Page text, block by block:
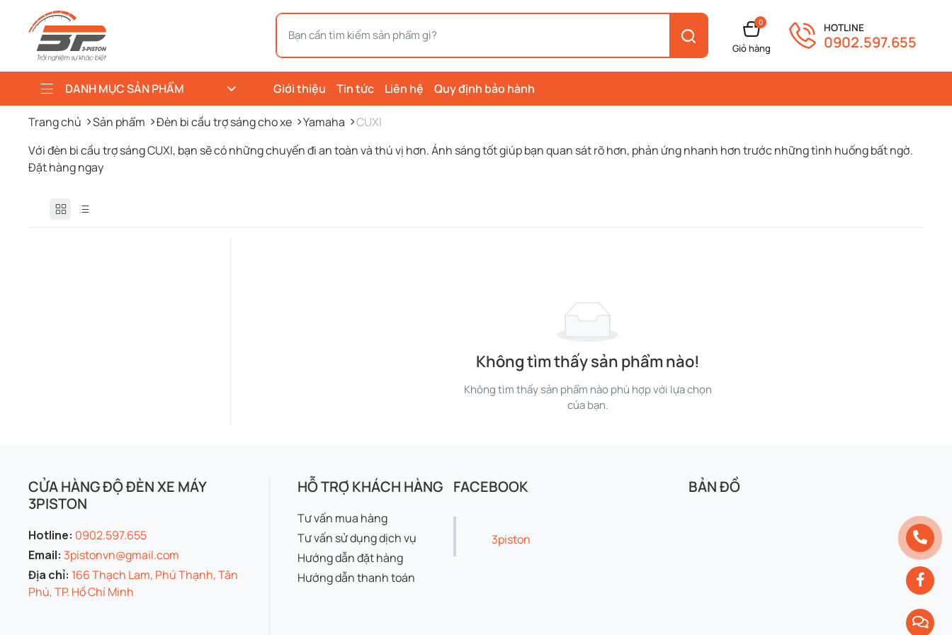
0
Giỏ hàng
HOTLINE
0902.597.655
DANH MỤC SẢN PHẨM Giới thiệu Tin tức Liên hệ Quy định bảo hành
Trang chủ Sản phẩm Đèn bi cầu trợ sáng cho xe Yamaha
CUXI
Với đèn bi cầu trợ sáng CUXI, bạn sẽ có những chuyến đi an toàn và thú vị hơn. Ánh sáng tốt giúp bạn quan sát rõ hơn, phản ứng nhanh hơn trước những tình huống bất ngờ.
Đặt hàng ngay
Không tìm thấy sản phẩm nào!
Không tìm thấy sản phẩm nào phù hợp với lựa chọn
của bạn.
CỬA HÀNG ĐỘ ĐÈN XE MÁY
3PISTON
Hotline: 0902.597.655
Email: 3pistonvn@gmail.com
Địa chỉ: 166 Thạch Lam, Phú Thạnh, Tân
Phú, TP. Hồ Chí Minh
HỖ TRỢ KHÁCH HÀNG
Tư vấn mua hàng
Tư vấn sử dụng dịch vụ
Hướng dẫn đặt hàng
Hướng dẫn thanh toán
FACEBOOK
3piston
BẢN ĐỒ